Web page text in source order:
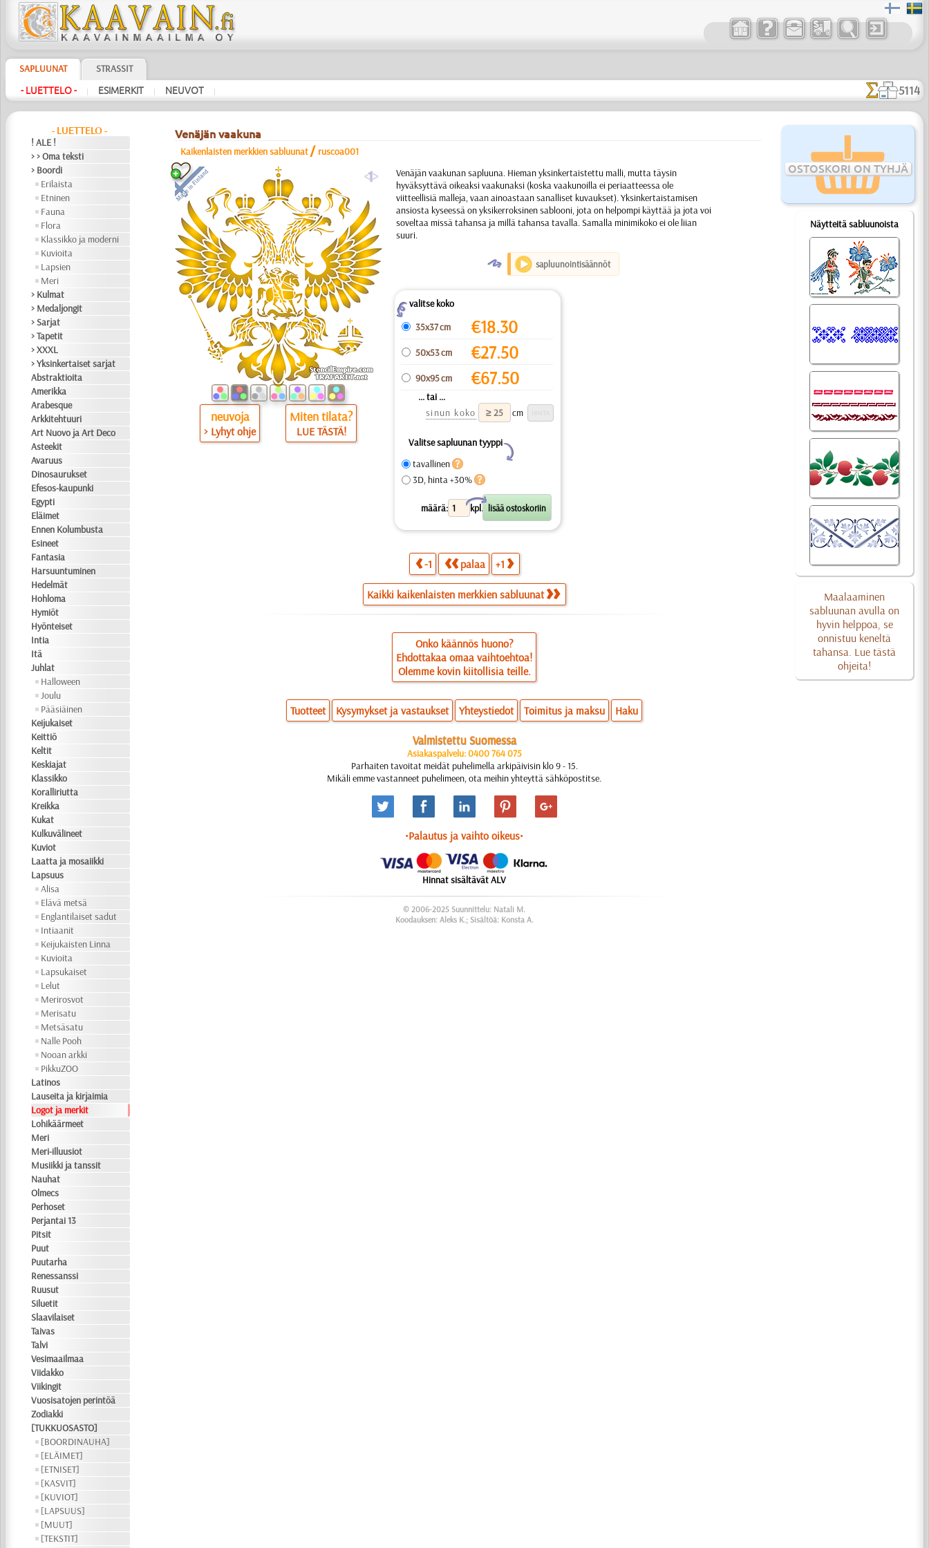
SAPLUUNAT STRASSIT
- LUETTELO - | ESIMERKIT | NEUVOT | 5114
- LUETTELO -
! ALE !
> > Oma teksti
> Boordi
Erilaista
Etninen
Fauna
Flora
Klassikko ja moderni
Kuvioita
Lapsien
Meri
> Kulmat
> Medaljongit
> Sarjat
> Tapetit
> XXXL
> Yksinkertaiset sarjat
Abstraktioita
Amerikka
Arabesque
Arkkitehtuuri
Art Nuovo ja Art Deco
Asteekit
Avaruus
Dinosaurukset
Efesos-kaupunki
Egypti
Eläimet
Ennen Kolumbusta
Esineet
Fantasia
Harsuuntuminen
Hedelmät
Hohloma
Hymiöt
Hyönteiset
Intia
Itä
Juhlat
Halloween
Joulu
Pääsiäinen
Keijukaiset
Keittiö
Keltit
Keskiajat
Klassikko
Koralliriutta
Kreikka
Kukat
Kulkuvälineet
Kuviot
Laatta ja mosaiikki
Lapsuus
Alisa
Elävä metsä
Englantilaiset sadut
Intiaanit
Keijukaisten Linna
Kuvioita
Lapsukaiset
Lelut
Merirosvot
Merisatu
Metsäsatu
Nalle Pooh
Nooan arkki
PikkuZOO
Latinos
Lauseita ja kirjaimia
Logot ja merkit
Lohikäärmeet
Meri
Meri-illuusiot
Musiikki ja tanssit
Nauhat
Olmecs
Perhoset
Perjantai 13
Pitsit
Puut
Puutarha
Renessanssi
Ruusut
Siluetit
Slaavilaiset
Taivas
Talvi
Vesimaailmaa
Viidakko
Viikingit
Vuosisatojen perintöä
Zodiakki
[TUKKUOSASTO]
[BOORDINAUHA]
[ELÄIMET]
[ETNISET]
[KASVIT]
[KUVIOT]
[LAPSUUS]
[MUUT]
[TEKSTIT]
OSTOSKORI ON TYHJÄ
Näytteitä sabluunoista
Maalaaminen
sabluunan avulla on
hyvin helppoa, se
onnistuu keneltä
tahansa. Lue tästä
ohjeita!
Venäjän vaakuna
Kaikenlaisten merkkien sabluunat / ruscoa001
a
neuvoja
> Lyhyt ohje
Miten tilata?
LUE TÄSTÄ!
Venäjän vaakunan sapluuna. Hieman yksinkertaistettu malli, mutta täysin
hyväksyttävä oikeaksi vaakunaksi (koska vaakunoilla ei periaatteessa ole
viitteellisiä malleja, vaan ainoastaan sanalliset kuvaukset). Yksinkertaistamisen
ansiosta kyseessä on yksikerroksinen sablooni, jota on helpompi käyttää ja jota voi
soveltaa missä tahansa ja millä tahansa tavalla. Samalla minimikoko ei ole liian
suuri.
O sapluunointisäännöt
Zvalitse koko
35x37 cm
€18.30
50x53 cm €27.50
90x95 cm €67.50
... tai ...
sinun koko
cm
Valitse sapluunan tyyppi
Y
tavallinen
3D, hinta +30%
määrä: kpl.
X
-1 palaa +1
Kaikki kaikenlaisten merkkien sabluunat
Onko käännös huono?
Ehdottakaa omaa vaihtoehtoa!
Olemme kovin kiitollisia teille.
Tuotteet Kysymykset ja vastaukset Yhteystiedot Toimitus ja maksu Haku
Valmistettu Suomessa
Asiakaspalvelu: 0400 764 075
Parhaiten tavoitat meidät puhelimella arkipäivisin klo 9 - 15.
Mikäli emme vastanneet puhelimeen, ota meihin yhteyttä sähköpostitse.
•Palautus ja vaihto oikeus•
Hinnat sisältävät ALV
© 2006-2025 Suunnittelu: Natali M.
Koodauksen: Aleks K.; Sisältöä: Konsta A.